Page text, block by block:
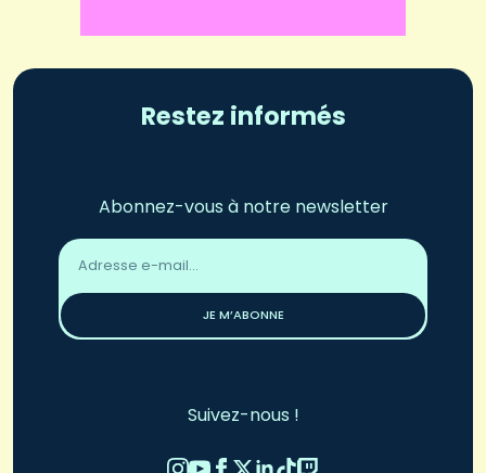
Restez informés
Abonnez-vous à notre newsletter
Adresse
email
JE M’ABONNE
Suivez-nous !